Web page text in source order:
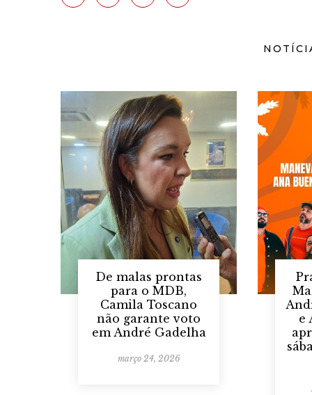
De malas prontas
para o MDB,
Camila Toscano
não garante voto
em André Gadelha
março 24, 2026
e